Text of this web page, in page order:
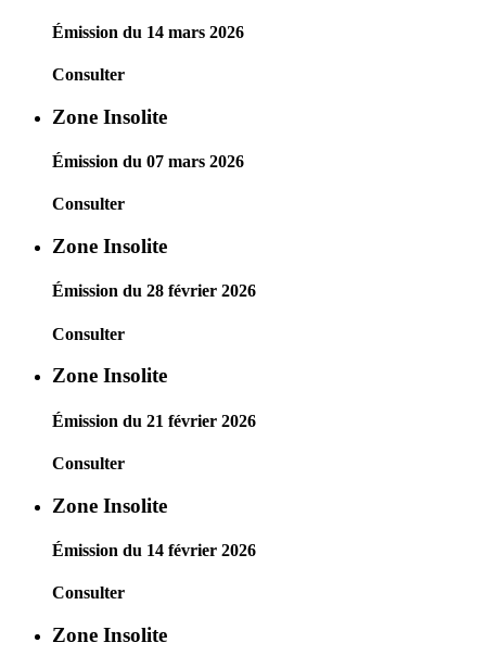
Émission du 14 mars 2026
Consulter
Zone Insolite
Émission du 07 mars 2026
Consulter
Zone Insolite
Émission du 28 février 2026
Consulter
Zone Insolite
Émission du 21 février 2026
Consulter
Zone Insolite
Émission du 14 février 2026
Consulter
Zone Insolite